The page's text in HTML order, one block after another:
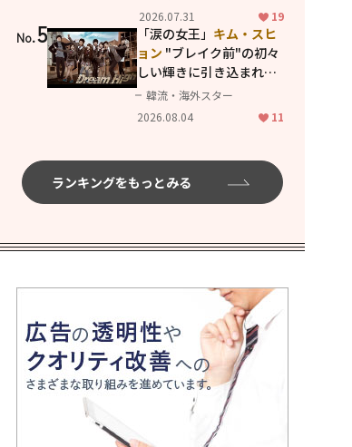
暑さ対策も明かす
2026.07.31
19
No.5 「涙の女王」 キム・スヒ
ョン "ブレイク前"の初々
しい輝きに引き込まれ
る...2PM テギョン
共演の青春名作「ドリー
韓流・海外スター
2026.08.04
11
ランキングをもっとみる